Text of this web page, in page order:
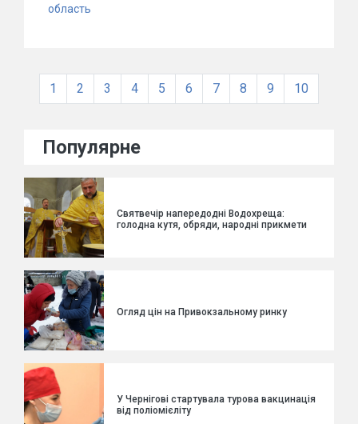
область
1 2 3 4 5 6 7 8 9 10
Популярне
Святвечір напередодні Водохреща:
голодна кутя, обряди, народні прикмети
Огляд цін на Привокзальному ринку
У Чернігові стартувала турова вакцинація
від поліомієліту